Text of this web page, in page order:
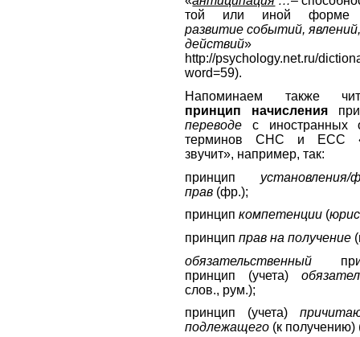
той или иной
развитие событий,
действий»
http://psychology.net.ru/
word=59).
Напоминаем также
принцип начисления
переводе с иностранных
терминов СНС и ЕСС
звучит», например, так:
принцип установления/
прав (фр.);
принципкомпетенции (
принципправ на получение
обязательственный
принцип (учета)
слов., рум.);
принцип (учета)
подлежащего (к получению)